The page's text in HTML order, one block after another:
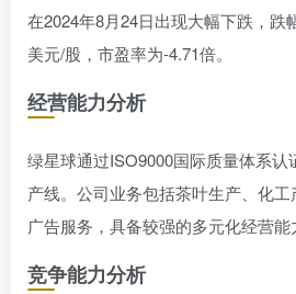
在2024年8月24日出现大幅下跌，跌
美元/股，市盈率为-4.71倍。
经营能力分析
绿星球通过ISO9000国际质量体系认
产线。公司业务包括茶叶生产、化
广告服务，具备较强的多元化经营能
竞争能力分析